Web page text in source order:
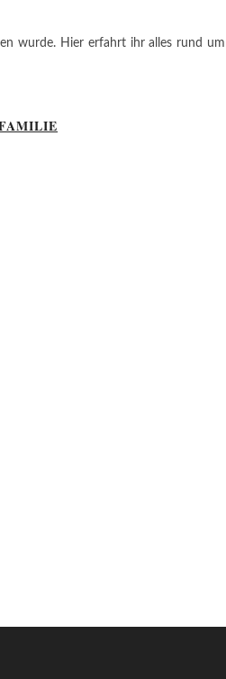
wurde. Hier erfahrt ihr alles rund